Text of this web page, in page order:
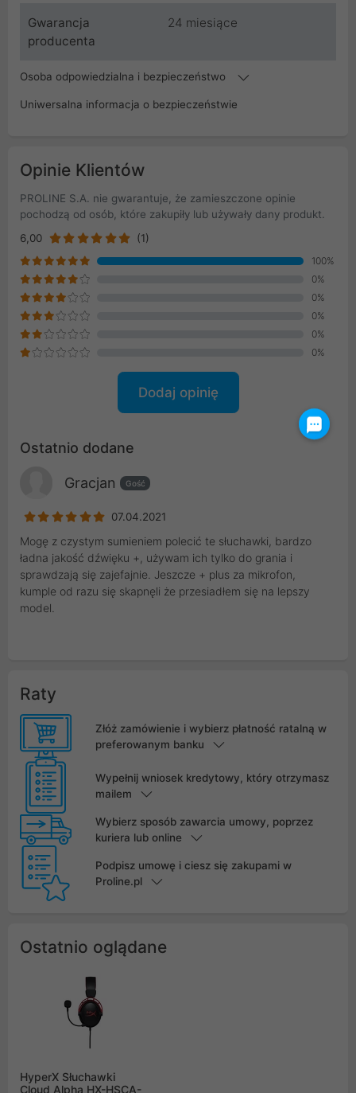
Gwarancja
producenta
24 miesiące
Osoba odpowiedzialna i bezpieczeństwo
Uniwersalna informacja o bezpieczeństwie
Opinie Klientów
PROLINE S.A. nie gwarantuje, że zamieszczone opinie
pochodzą od osób, które zakupiły lub używały dany produkt.
6,00
(1)
100%
0%
0%
0%
0%
0%
Dodaj opinię
Ostatnio dodane
Gracjan Gość
07.04.2021
Mogę z czystym sumieniem polecić te słuchawki, bardzo
ładna jakość dźwięku +, używam ich tylko do grania i
sprawdzają się zajefajnie. Jeszcze + plus za mikrofon,
kumple od razu się skapnęli że przesiadłem się na lepszy
model.
Raty
Złóż zamówienie i wybierz płatność ratalną w
preferowanym banku
Wypełnij wniosek kredytowy, który otrzymasz
mailem
Wybierz sposób zawarcia umowy, poprzez
kuriera lub online
Podpisz umowę i ciesz się zakupami w
Proline.pl
Ostatnio oglądane
HyperX Słuchawki
Cloud Alpha HX-HSCA-